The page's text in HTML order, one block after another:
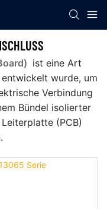
ist eine Art
wurde, um
Verbindung
Bündel isolierter
(PCB)